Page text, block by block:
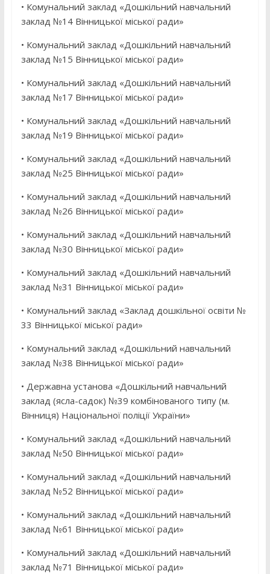
• Комунальний заклад «Дошкільний навчальний
заклад №14 Вінницької міської ради»
• Комунальний заклад «Дошкільний навчальний
заклад №15 Вінницької міської ради»
• Комунальний заклад «Дошкільний навчальний
заклад №17 Вінницької міської ради»
• Комунальний заклад «Дошкільний навчальний
заклад №19 Вінницької міської ради»
• Комунальний заклад «Дошкільний навчальний
заклад №25 Вінницької міської ради»
• Комунальний заклад «Дошкільний навчальний
заклад №26 Вінницької міської ради»
• Комунальний заклад «Дошкільний навчальний
заклад №30 Вінницької міської ради»
• Комунальний заклад «Дошкільний навчальний
заклад №31 Вінницької міської ради»
• Комунальний заклад «Заклад дошкільної освіти №
33 Вінницької міської ради»
• Комунальний заклад «Дошкільний навчальний
заклад №38 Вінницької міської ради»
• Державна установа «Дошкільний навчальний
заклад (ясла-садок) №39 комбінованого типу (м.
Вінниця) Національної поліції України»
• Комунальний заклад «Дошкільний навчальний
заклад №50 Вінницької міської ради»
• Комунальний заклад «Дошкільний навчальний
заклад №52 Вінницької міської ради»
• Комунальний заклад «Дошкільний навчальний
заклад №61 Вінницької міської ради»
• Комунальний заклад «Дошкільний навчальний
заклад №71 Вінницької міської ради»